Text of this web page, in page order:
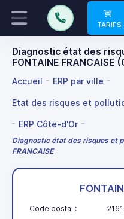
TARIFS
Diagnostic état des
FONTAINE FRANCAISE
Accueil ERP par ville
Etat des risques et
ERP Côte-d'Or
Diagnostic état des risques et
FRANCAISE
Code postal :